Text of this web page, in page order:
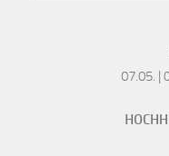
07.05. |